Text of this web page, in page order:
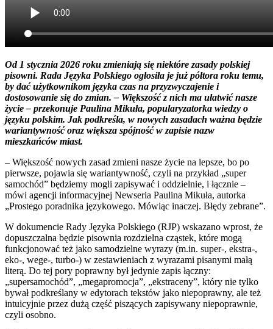
Od 1 stycznia 2026 roku zmieniają się niektóre zasady polskiej
pisowni. Rada Języka Polskiego ogłosiła je już półtora roku temu,
by dać użytkownikom języka czas na przyzwyczajenie i
dostosowanie się do zmian. – Większość z nich ma ułatwić nasze
życie – przekonuje Paulina Mikuła, popularyzatorka wiedzy o
języku polskim. Jak podkreśla, w nowych zasadach ważna będzie
wariantywność oraz większa spójność w zapisie nazw
mieszkańców miast.
– Większość nowych zasad zmieni nasze życie na lepsze, bo po
pierwsze, pojawia się wariantywność, czyli na przykład „super
samochód” będziemy mogli zapisywać i oddzielnie, i łącznie –
mówi agencji informacyjnej Newseria Paulina Mikuła, autorka
„Prostego poradnika językowego. Mówiąc inaczej. Błędy zebrane”.
W dokumencie Rady Języka Polskiego (RJP) wskazano wprost, że
dopuszczalna będzie pisownia rozdzielna cząstek, które mogą
funkcjonować też jako samodzielne wyrazy (m.in. super-, ekstra-,
eko-, wege-, turbo-) w zestawieniach z wyrazami pisanymi małą
literą. Do tej pory poprawny był jedynie zapis łączny:
„supersamochód”, „megapromocja”, „ekstraceny”, który nie tylko
bywał podkreślany w edytorach tekstów jako niepoprawny, ale też
intuicyjnie przez dużą część piszących zapisywany niepoprawnie,
czyli osobno.